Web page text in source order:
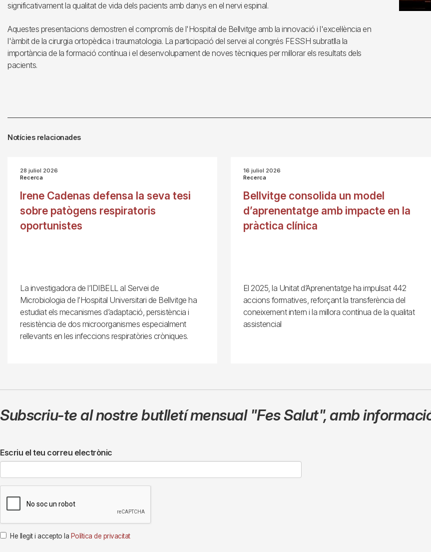
significativament la qualitat de vida dels pacients amb danys en el nervi espinal.
Aquestes presentacions demostren el compromís de l'Hospital de Bellvitge amb la innovació i l'excel·lència en
l'àmbit de la cirurgia ortopèdica i traumatologia. La participació del servei al congrés FESSH subratlla la
importància de la formació contínua i el desenvolupament de noves tècniques per millorar els resultats dels
pacients.
Notícies relacionades
28 juliol 2026
Recerca
Irene Cadenas defensa la seva tesi
sobre patògens respiratoris
oportunistes
La investigadora de l’IDIBELL al Servei de
Microbiologia de l’Hospital Universitari de Bellvitge ha
estudiat els mecanismes d’adaptació, persistència i
resistència de dos microorganismes especialment
rellevants en les infeccions respiratòries cròniques.
16 juliol 2026
Recerca
Bellvitge consolida un model
d’aprenentatge amb impacte en la
pràctica clínica
El 2025, la Unitat d’Aprenentatge ha impulsat 442
accions formatives, reforçant la transferència del
coneixement intern i la millora contínua de la qualitat
assistencial
Subscriu-te al nostre butlletí mensual "Fes Salut",amb
Escriu el teu correu electrònic
He llegit i accepto la Política de privacitat